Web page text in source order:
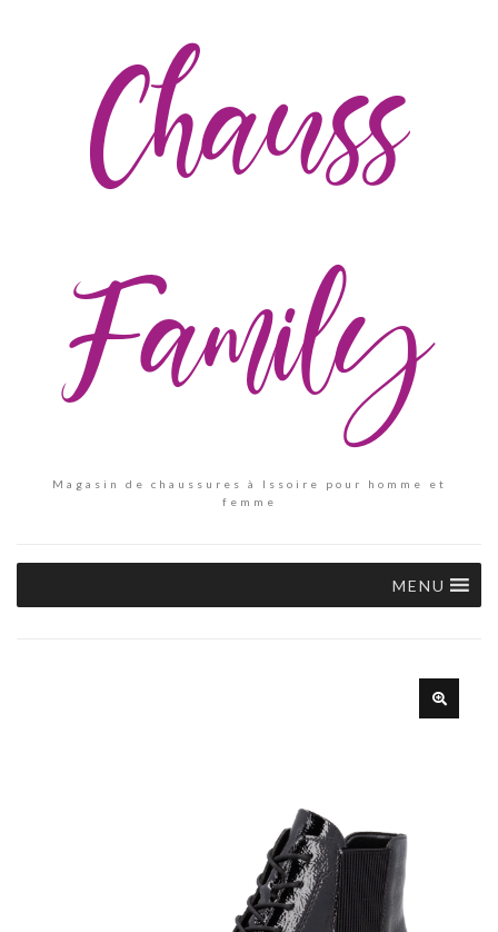
Chauss
Family
Magasin de chaussures à Issoire pour homme et
femme
MENU